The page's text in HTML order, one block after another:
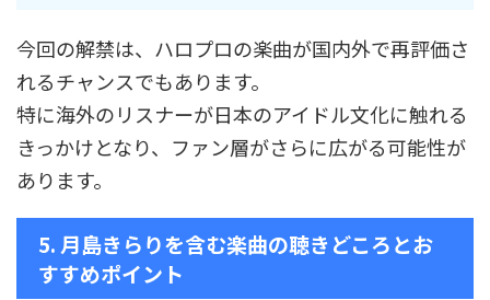
今回の解禁は、ハロプロの楽曲が国内外で再評価さ
れるチャンスでもあります。
特に海外のリスナーが日本のアイドル文化に触れる
きっかけとなり、ファン層がさらに広がる可能性が
あります。
5. 月島きらりを含む楽曲の聴きどころとお
すすめポイント